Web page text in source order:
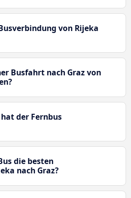
von Rijeka
Busfahrt nach Graz von
der Fernbus
die besten
nach Graz?